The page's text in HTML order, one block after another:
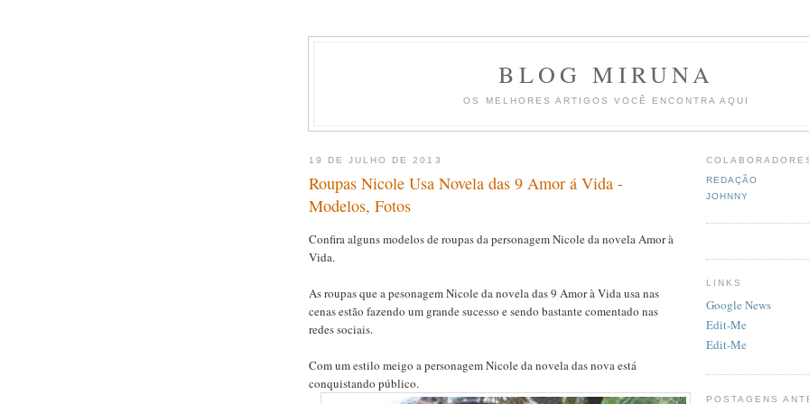
BLOG MIRUNA
OS MELHORES ARTIGOS VOCÊ ENCONTRA AQUI
19 DE JULHO DE 2013
Roupas Nicole Usa Novela das 9 Amor á Vida -
Modelos, Fotos
Confira alguns modelos de roupas da personagem Nicole da novela Amor à
Vida.
As roupas que a pesonagem Nicole da novela das 9 Amor à Vida usa nas
cenas estão fazendo um grande sucesso e sendo bastante comentado nas
redes sociais.
Com um estilo meigo a personagem Nicole da novela das nova está
conquistando público.
REDAÇÃO
JOHNNY
LINKS
Google News
Edit-Me
Edit-Me
POSTAGENS